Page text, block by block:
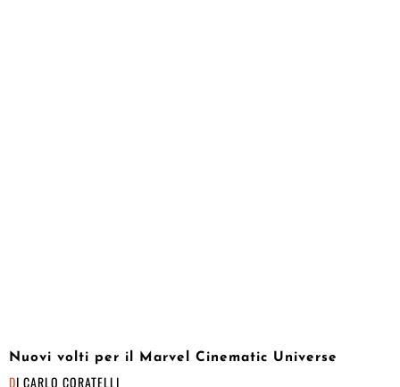
Nuovi volti per il Marvel Cinematic Universe
DI CARLO CORATELLI